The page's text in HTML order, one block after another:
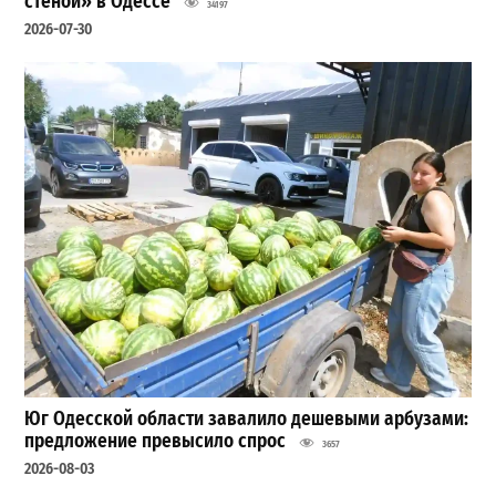
34197
2026-07-30
Юг Одесской области завалило дешевыми арбузами:
предложение превысило спрос
3657
2026-08-03